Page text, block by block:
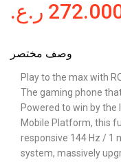
ر.ع.
وصف مختصر
Play to the max with
The gaming phone
Powered to win by
Mobile Platform, this
responsive 144 Hz / 1
system, massively